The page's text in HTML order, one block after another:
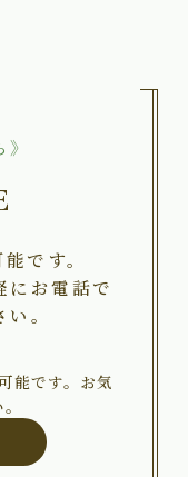
です。
にお電話で
。
能です。お気